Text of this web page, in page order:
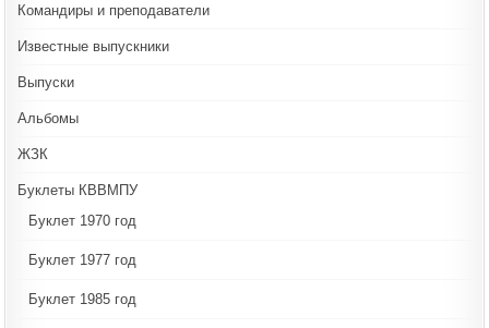
Командиры и преподаватели
Известные выпускники
Выпуски
Альбомы
ЖЗК
Буклеты КВВМПУ
Буклет 1970 год
Буклет 1977 год
Буклет 1985 год